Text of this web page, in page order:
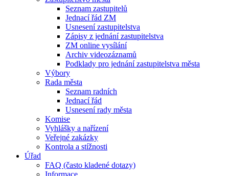
Seznam zastupitelů
Jednací řád ZM
Usnesení zastupitelstva
Zápisy z jednání zastupitelstva
ZM online vysílání
Archiv videozáznamů
Podklady pro jednání zastupitelstva města
Výbory
Rada města
Seznam radních
Jednací řád
Usnesení rady města
Komise
Vyhlášky a nařízení
Veřejné zakázky
Kontrola a stížnosti
Úřad
FAQ (často kladené dotazy)
Informace